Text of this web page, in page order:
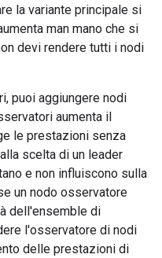
la variante principale si
man mano che si
devi rendere tutti i nodi
puoi aggiungere nodi
aumenta il
le prestazioni senza
scelta di un leader
e non influiscono sulla
un nodo osservatore
dell'ensemble di
l'osservatore di nodi
delle prestazioni di